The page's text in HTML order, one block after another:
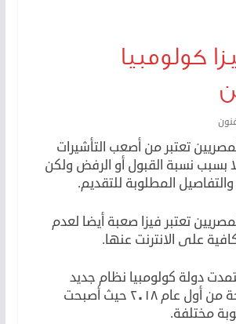
كولومبيا
تعتبر من أصعب التأشيرات
بسبب نسبة القبول أو الرفض ولكن
المطلوبة للتقديم.
تعتبر فيزا صعبة أيضا لعدم
على الانترنت عنها.
دولة كولومبيا نظام جديد
لتأشيرات السياحة من أول عام ٢٠١٨ حيث أصبحت
مختلفة.